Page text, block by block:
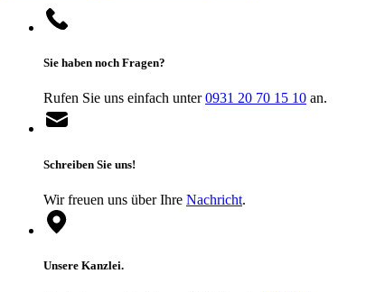
Sie haben noch Fragen?
Rufen Sie uns einfach unter0931 20 70 15 10 an.
Schreiben Sie uns!
Wir freuen uns über Ihre Nachricht.
Unsere Kanzlei.